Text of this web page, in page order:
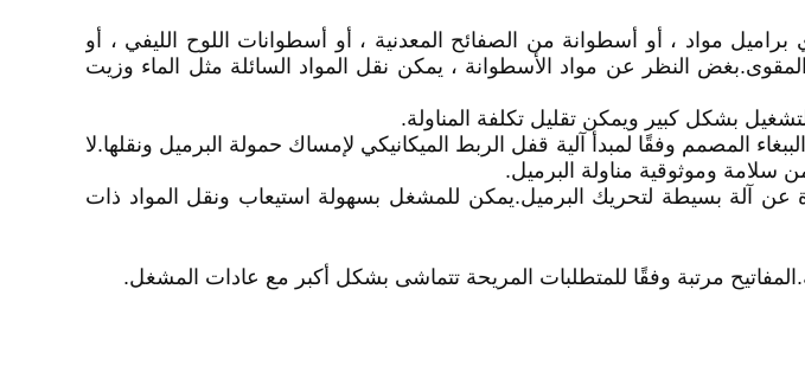
مواد ، أو أسطوانة من الصفائح المعدنية ، أو أسطوانات اللوح الليفي ، أو
النظر عن مواد الأسطوانة ، يمكن نقل المواد السائلة مثل الماء وزيت
المصمم وفقًا لمبدأ آلية قفل الربط الميكانيكي لإمساك حمولة البرميل ونقلها.لا
وموثوقية مناولة البرميل.
عن آلة بسيطة لتحريك البرميل.يمكن للمشغل بسهولة استيعاب ونقل المواد ذات